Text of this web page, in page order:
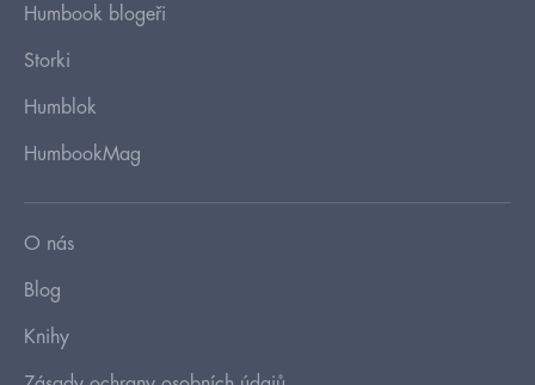
Humbook blogeři
Storki
Humblok
HumbookMag
O nás
Blog
Knihy